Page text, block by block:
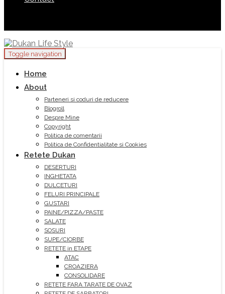
Toggle navigation
Home
About
Parteneri si coduri de reducere
Blogroll
Despre Mine
Copyright
Politica de comentarii
Politica de Confidentialitate si Cookies
Retete Dukan
DESERTURI
INGHETATA
DULCETURI
FELURI PRINCIPALE
GUSTARI
PAINE/PIZZA/PASTE
SALATE
SOSURI
SUPE/CIORBE
RETETE in ETAPE
ATAC
CROAZIERA
CONSOLIDARE
RETETE FARA TARATE DE OVAZ